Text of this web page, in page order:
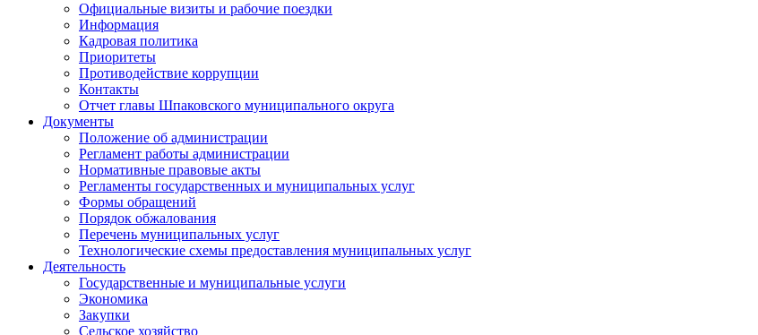
Официальные визиты и рабочие поездки
Информация
Кадровая политика
Приоритеты
Противодействие коррупции
Контакты
Отчет главы Шпаковского муниципального округа
Документы
Положение об администрации
Регламент работы администрации
Нормативные правовые акты
Регламенты государственных и муниципальных услуг
Формы обращений
Порядок обжалования
Перечень муниципальных услуг
Технологические схемы предоставления муниципальных услуг
Деятельность
Государственные и муниципальные услуги
Экономика
Закупки
Сельское хозяйство